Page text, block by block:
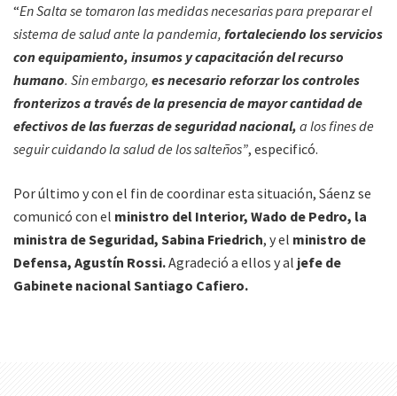
“En Salta se tomaron las medidas necesarias para preparar el
sistema de salud ante la pandemia, fortaleciendo los servicios
con equipamiento, insumos y capacitación del recurso
humano. Sin embargo, es necesario reforzar los controles
fronterizos a través de la presencia de mayor cantidad de
efectivos de las fuerzas de seguridad nacional, a los fines de
seguir cuidando la salud de los salteños”, especificó.
Por último y con el fin de coordinar esta situación, Sáenz se
comunicó con el ministro del Interior, Wado de Pedro, la
ministra de Seguridad, Sabina Friedrich, y el ministro de
Defensa, Agustín Rossi.Agradeció a ellos y al jefe de
Gabinete nacional Santiago Cafiero.